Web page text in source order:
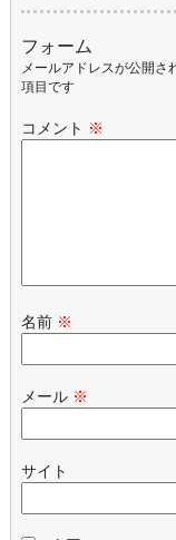
フォーム
メールアドレスが公開さ
項目です
コメント ※
名前 ※
メール ※
サイト